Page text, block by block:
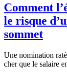
Comment
le risque
sommet
Une nomination
cher que le salaire